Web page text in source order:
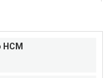
HCM